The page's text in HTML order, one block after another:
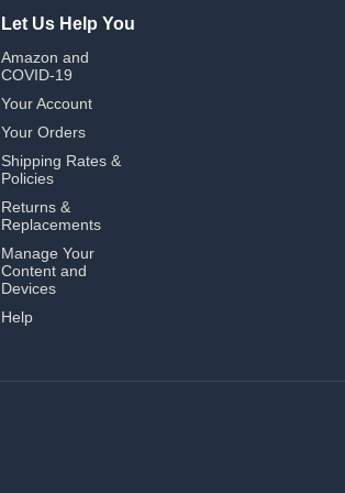
Let Us Help You
Amazon and
COVID-19
Your Account
Your Orders
Shipping Rates &
Policies
Returns &
Replacements
Manage Your
Content and
Devices
Help